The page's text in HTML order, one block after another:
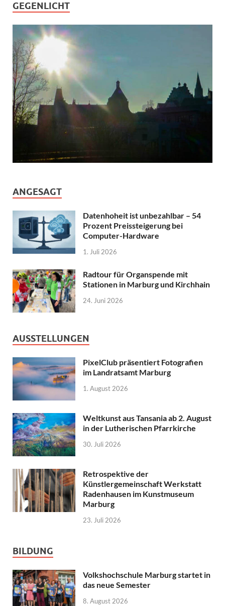
GEGENLICHT
ANGESAGT
Datenhoheit ist unbezahlbar – 54
Prozent Preissteigerung bei
Computer-Hardware
1. Juli 2026
Radtour für Organspende mit
Stationen in Marburg und Kirchhain
24. Juni 2026
AUSSTELLUNGEN
PixelClub präsentiert Fotografien
im Landratsamt Marburg
1. August 2026
Weltkunst aus Tansania ab 2. August
in der Lutherischen Pfarrkirche
30. Juli 2026
Retrospektive der
Künstlergemeinschaft Werkstatt
Radenhausen im Kunstmuseum
Marburg
23. Juli 2026
BILDUNG
Volkshochschule Marburg startet in
das neue Semester
8. August 2026